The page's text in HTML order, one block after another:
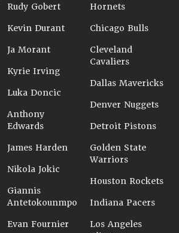
Rudy Gobert
Kevin Durant
Ja Morant
Kyrie Irving
Luka Doncic
Anthony
Edwards
James Harden
Nikola Jokic
Giannis
Antetokounmpo
Evan Fournier
Hornets
Chicago Bulls
Cleveland
Cavaliers
Dallas Mavericks
Denver Nuggets
Detroit Pistons
Golden State
Warriors
Houston Rockets
Indiana Pacers
Los Angeles